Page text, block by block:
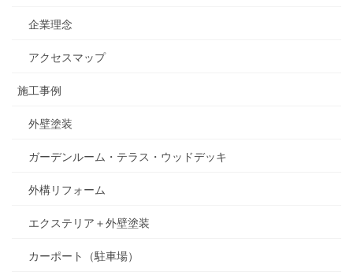
企業理念
アクセスマップ
施工事例
外壁塗装
ガーデンルーム・テラス・ウッドデッキ
外構リフォーム
エクステリア＋外壁塗装
カーポート（駐車場）